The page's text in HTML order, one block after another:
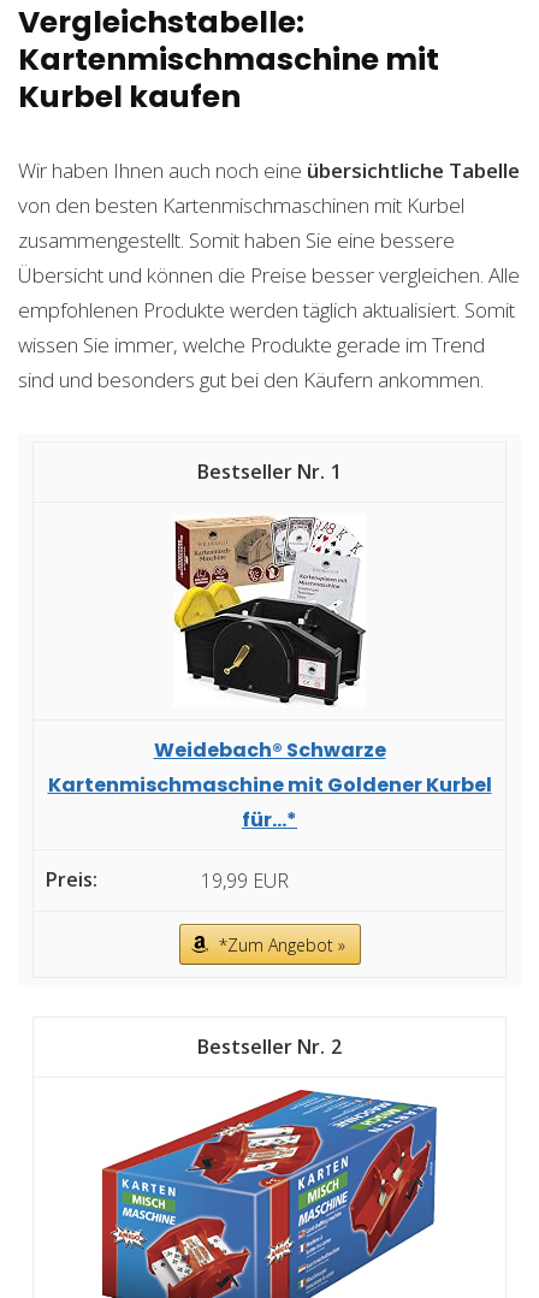
Vergleichstabelle:
Kartenmischmaschine mit
Kurbel kaufen
Wir haben Ihnen auch noch eine übersichtliche Tabelle
von den besten Kartenmischmaschinen mit Kurbel
zusammengestellt. Somit haben Sie eine bessere
Übersicht und können die Preise besser vergleichen. Alle
empfohlenen Produkte werden täglich aktualisiert. Somit
wissen Sie immer, welche Produkte gerade im Trend
sind und besonders gut bei den Käufern ankommen.
1
Weidebach® Schwarze
Kartenmischmaschine mit Goldener Kurbel
für...*
19,99 EUR
*Zum Angebot »
2